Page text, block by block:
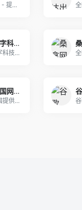
免费API - 提供免费接口调用平台 夏柔 -
中国数字科技馆
中国数字科技馆是中国科协、教育部、中科院共建的一
科普中国网_让科技知识在网上和生活中流行
科普中国提供科学、权威、准确的科普信息内容和相关